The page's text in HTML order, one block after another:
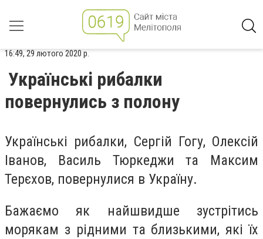
16:49, 29 лютого 2020 р.
Українські рибалки
повернулись з полону
Українські рибалки, Сергій Гогу, Олексій
Іванов, Василь Тюркеджи та Максим
Терєхов, повернулися в Україну.
Бажаємо як найшвидше зустрітись
морякам з рідними та близькими, які їх